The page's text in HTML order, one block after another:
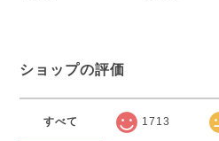
ショップの評価
すべて 1713